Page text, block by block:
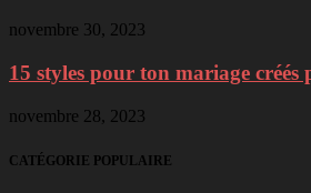
novembre 30, 2023
15 styles pour ton mariage
novembre 28, 2023
CATÉGORIE POPULAIRE